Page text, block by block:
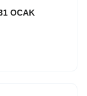
OCAK